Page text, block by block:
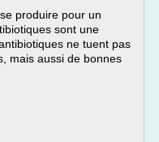
produire pour un
sont une
ne tuent pas
mais aussi de bonnes